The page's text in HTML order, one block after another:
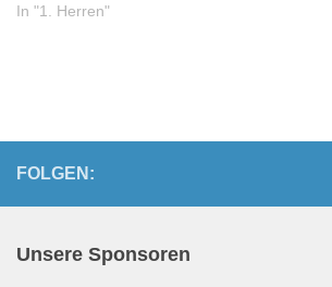
In "1. Herren"
FOLGEN:
Unsere Sponsoren